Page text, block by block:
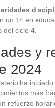
un 14 en
del ciclo 4.
y
2024
ha
más
refuerzo